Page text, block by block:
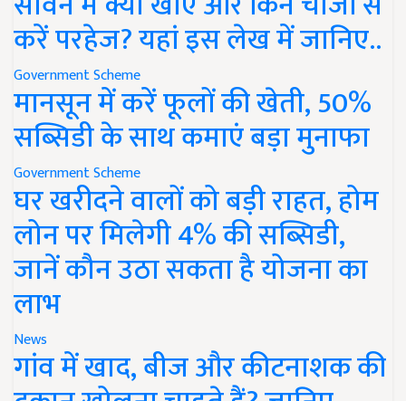
करें परहेज? यहां इस लेख में जानिए..
Government Scheme
मानसून में करें फूलों की खेती, 50%
सब्सिडी के साथ कमाएं बड़ा मुनाफा
Government Scheme
घर खरीदने वालों को बड़ी राहत, होम
लोन पर मिलेगी 4% की सब्सिडी,
जानें कौन उठा सकता है योजना का
लाभ
News
गांव में खाद, बीज और कीटनाशक की